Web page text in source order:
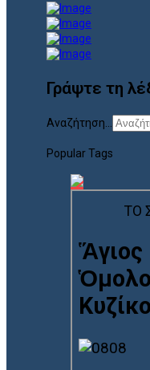
Γράψτε τη
Αναζήτηση...
Popular Tags